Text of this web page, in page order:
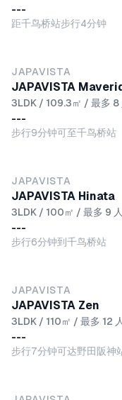
---
距千鸟桥站步行4分钟
JAPAVISTA
JAPAVISTA
3LDK / 109.3㎡ / 最多 8
---
步行9分钟可至千鸟桥站
JAPAVISTA
JAPAVISTA Hinata
3LDK / 100㎡ / 最多 9 人
---
步行6分钟到千鸟桥站
JAPAVISTA
JAPAVISTA Zen
3LDK / 110㎡ / 最多 12 人
---
步行7分钟可达野田阪神